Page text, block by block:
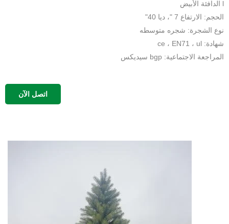
l الدافئة الأبيض
الحجم: الارتفاع 7 "، ديا 40"
نوع الشجرة: شجره متوسطه
شهادة: ce ، EN71 ، ul
المراجعة الاجتماعية: bgp سيديكس
اتصل الآن